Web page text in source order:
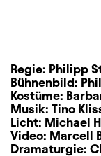
Regie: Philipp
Bühnenbild:
Kostüme:
Musik: Tino
Licht: Michael
Video: Marcell
Dramaturgie: